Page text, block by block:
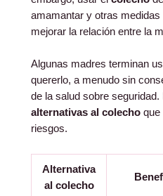
amamantar y otras medidas
mejorar la relación entre la
Algunas madres terminan
quererlo, a menudo sin
de la salud sobre
alternativas al colecho que
riesgos.
Alternativa
al colecho